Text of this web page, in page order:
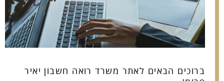
ברוכים הבאים לאתר משרד רואה חשבון יאיר